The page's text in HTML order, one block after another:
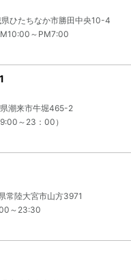
ひたちなか市勝田中央10-4
～PM7:00
潮来市牛堀465-2
～23：00）
常陸大宮市山方3971
～23:30